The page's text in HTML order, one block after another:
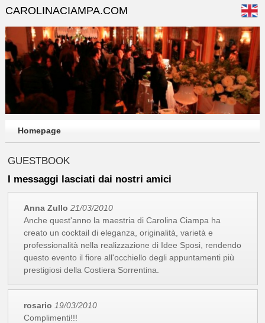
CAROLINACIAMPA.COM
Homepage
GUESTBOOK
I messaggi lasciati dai nostri amici
Anna Zullo 21/03/2010
Anche quest'anno la maestria di Carolina Ciampa ha
creato un cocktail di eleganza, originalità, varietà e
professionalità nella realizzazione di Idee Sposi, rendendo
questo evento il fiore all'occhiello degli appuntamenti più
prestigiosi della Costiera Sorrentina.
rosario 19/03/2010
Complimenti!!!